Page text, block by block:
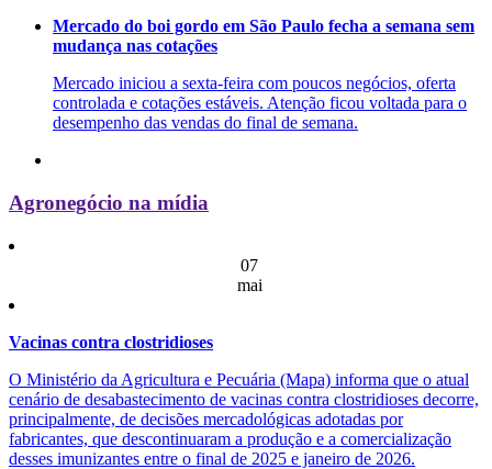
Mercado do boi gordo em São Paulo fecha a semana sem
mudança nas cotações
Mercado iniciou a sexta-feira com poucos negócios, oferta
controlada e cotações estáveis. Atenção ficou voltada para o
desempenho das vendas do final de semana.
Agronegócio na mídia
07
mai
Vacinas contra clostridioses
O Ministério da Agricultura e Pecuária (Mapa) informa que o atual
cenário de desabastecimento de vacinas contra clostridioses decorre,
principalmente, de decisões mercadológicas adotadas por
fabricantes, que descontinuaram a produção e a comercialização
desses imunizantes entre o final de 2025 e janeiro de 2026.